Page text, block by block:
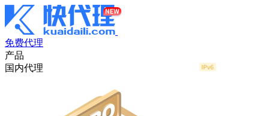
免费代理
产品
国内代理